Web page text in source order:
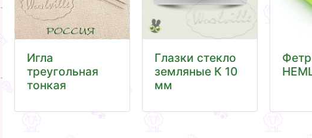
Игла
треугольная
тонкая
Глазки стекло
земляные К 10
мм